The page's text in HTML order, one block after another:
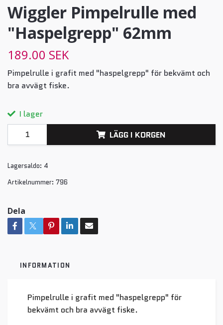
Wiggler Pimpelrulle med
"Haspelgrepp" 62mm
189.00 SEK
Pimpelrulle i grafit med "haspelgrepp" för bekvämt och
bra avvägt fiske.
I lager
LÄGG I KORGEN
Lagersaldo: 4
Artikelnummer: 796
Dela
INFORMATION
Pimpelrulle i grafit med "haspelgrepp" för
bekvämt och bra avvägt fiske.